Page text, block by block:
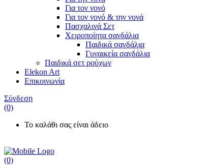
Για τον νονό
Για τον νονό & την νονά
Πασχαλινά Σετ
Χειροποίητα σανδάλια
Παιδικά σανδάλια
Γυναικεία σανδάλια
Παιδικά σετ ρούχων
Elekon Art
Επικοινωνία
Σύνδεση
(0)
Το καλάθι σας είναι άδειο
(0)